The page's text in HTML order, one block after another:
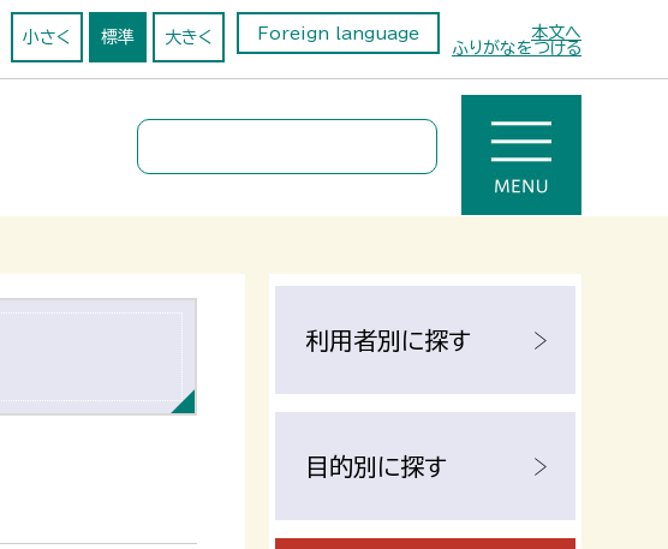
本文へ
小さく 標準 大きく
Foreign language
ふりがなをつける
利用者別に探す
目的別に探す